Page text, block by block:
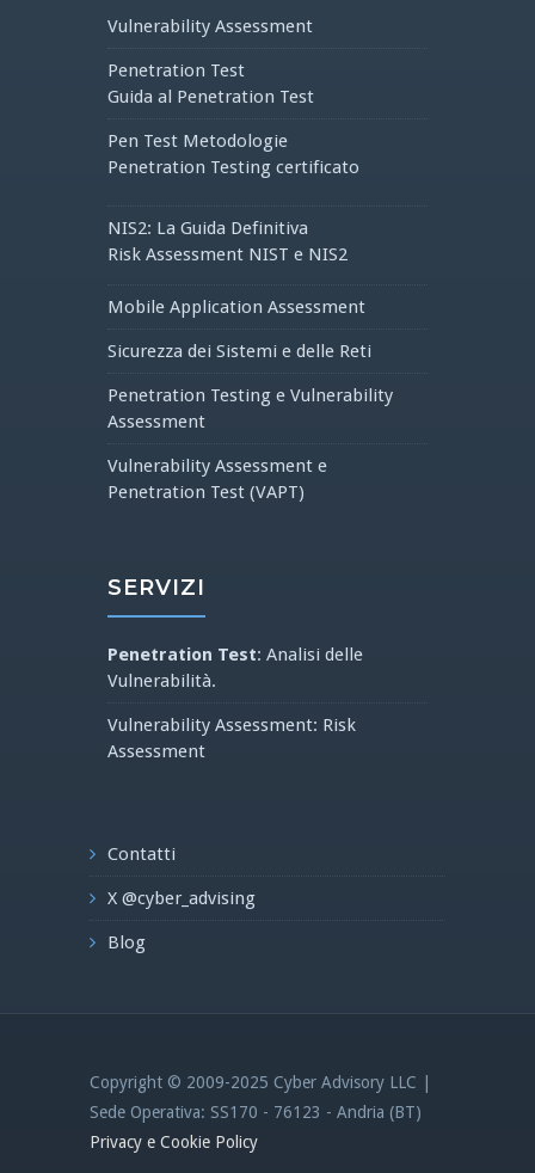
Vulnerability Assessment
Penetration Test
Guida al Penetration Test
Pen Test Metodologie
Penetration Testing certificato
NIS2: La Guida Definitiva
Risk Assessment NIST e NIS2
Mobile Application Assessment
Sicurezza dei Sistemi e delle Reti
Penetration Testing e Vulnerability
Assessment
Vulnerability Assessment e
Penetration Test (VAPT)
SERVIZI
Penetration Test: Analisi delle
Vulnerabilità.
Vulnerability Assessment: Risk
Assessment
Contatti
X @cyber_advising
Blog
Copyright © 2009-2025 Cyber Advisory LLC |
Sede Operativa: SS170 - 76123 - Andria (BT)
Privacy e Cookie Policy